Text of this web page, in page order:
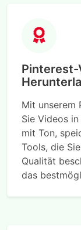
Pinterest-
Mit unserem
Sie Videos
mit Ton,
Tools, die
Qualität
das